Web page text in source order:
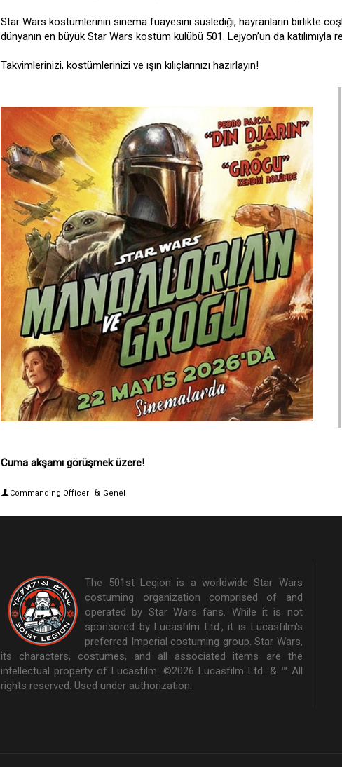
Star Wars kostümlerinin sinema fuayesini süslediği, hayranların birlikte
dünyanın en büyük Star Wars kostüm kulübü 501. Lejyon’un da katılımıyla
Takvimlerinizi, kostümlerinizi ve ışın kılıçlarınızı hazırlayın!
Cuma akşamı görüşmek üzere!
Commanding Officer Genel
The 501st Legion is a worldwide Star Wars
costuming organization comprised of and
operated by Star Wars fans. While it is not
sponsored by Lucasfilm Ltd., it is Lucasfilm's
preferred Imperial costuming group. Star Wars,
its characters, costumes, and all associated items are the
intellectual property of Lucasfilm. ©2026 Lucasfilm Ltd. & ™ All
rights reserved. Used under authorization.